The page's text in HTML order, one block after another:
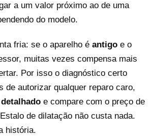
a um valor próximo ao de uma
do modelo.
fria: se o aparelho é antigo e o
muitas vezes compensa mais
Por isso o diagnóstico certo
de autorizar qualquer reparo caro,
e compare com o preço de
de dilatação não custa nada.
história.